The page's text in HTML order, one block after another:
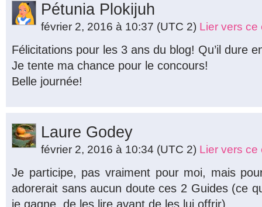
Pétunia Plokijuh
février 2, 2016 à 10:37 (UTC 2) Lier vers ce
Félicitations pour les 3 ans du blog! Qu’il dure
Je tente ma chance pour le concours!
Belle journée!
Laure Godey
février 2, 2016 à 10:34 (UTC 2) Lier vers ce
Je participe, pas vraiment pour moi, mais
adorerait sans aucun doute ces 2 Guides (ce
je gagne, de les lire avant de les lui offrir).